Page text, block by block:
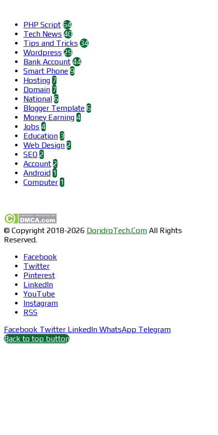
PHP Script 64
Tech News 40
Tips and Tricks 34
Wordpress 29
Bank Account 44
Smart Phone 9
Hosting 7
Domain 7
National 6
Blogger Template 6
Money Earning 4
Jobs 4
Education 3
Web Design 2
SEO 2
Account 2
Android 1
Computer 1
© Copyright 2018-2026 DoridroTech.Com All Rights
Reserved.
Facebook
Twitter
Pinterest
LinkedIn
YouTube
Instagram
RSS
Facebook Twitter LinkedIn WhatsApp Telegram
Back to top button